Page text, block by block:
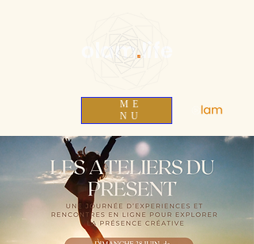
ME
NU
olam.life